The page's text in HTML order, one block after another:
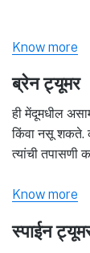
Know more
ब्रेन ट्यूमर
ही मेंदूमधील
किंवा नसू शकते.
त्यांची
Know more
स्पाईन